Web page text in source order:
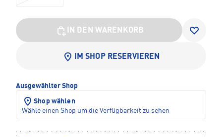
IN DEN WARENKORB
IM SHOP RESERVIEREN
Ausgewählter Shop
Shop wählen
Wähle einen Shop um die Verfügbarkeit zu sehen